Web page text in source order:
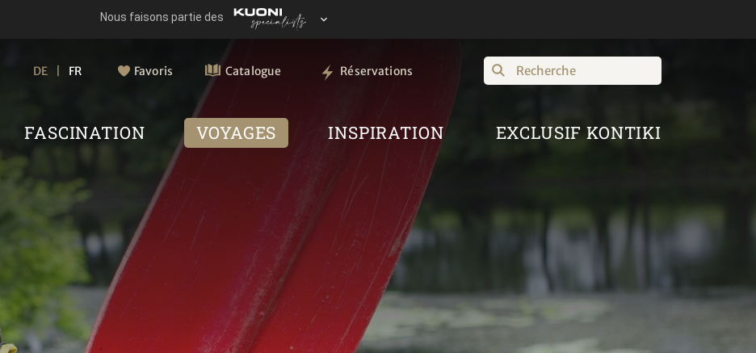
DE FR Favoris Catalogue Réservations Recherche
FASCINATION VOYAGES INSPIRATION EXCLUSIF KONTIKI